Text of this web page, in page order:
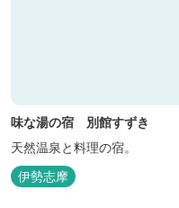
味な湯の宿 別館すずき
天然温泉と料理の宿。
伊勢志摩